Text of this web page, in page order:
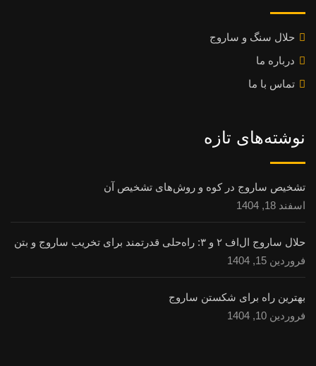
حلال سنگ و ساروج
درباره ما
تماس با ما
نوشته‌های تازه
تشخیص ساروج در کوه و روش‌های تشخیص آن
اسفند 18, 1404
حلال ساروج ال‌اف ۲ و ۳: راه‌حلی قدرتمند برای تخریب ساروج و بتن
فروردین 15, 1404
بهترین راه برای شکستن ساروج
فروردین 10, 1404